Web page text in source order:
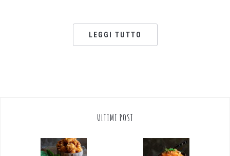
LEGGI TUTTO
ULTIMI POST